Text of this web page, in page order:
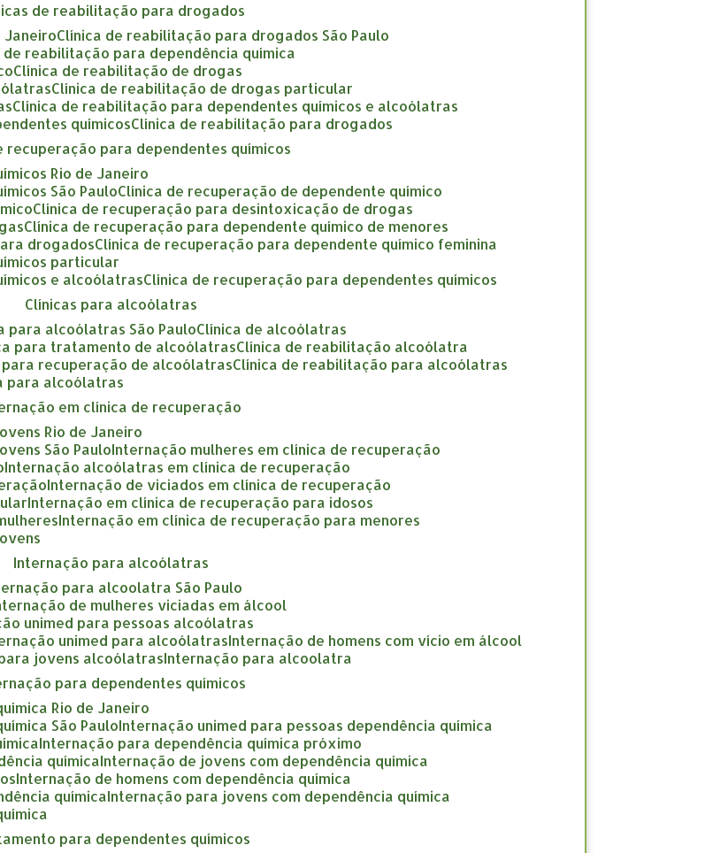
de reabilitação para drogados
Janeiro clínica de reabilitação para drogados São Paulo
de reabilitação para dependência química
clínica de reabilitação de drogas
clínica de reabilitação de drogas particular
clínica de reabilitação para dependentes químicos e alcoólatras
químicos clínica de reabilitação para drogados
recuperação para dependentes químicos
Rio de Janeiro
São Paulo clínica de recuperação de dependente químico
clínica de recuperação para desintoxicação de drogas
clínica de recuperação para dependente químico de menores
drogados clínica de recuperação para dependente químico feminina
particular
e alcoólatras clínica de recuperação para dependentes químicos
clínicas para alcoólatras
para alcoólatras São Paulo clínica de alcoólatras
para tratamento de alcoólatras clínica de reabilitação alcoólatra
para recuperação de alcoólatras clínica de reabilitação para alcoólatras
para alcoólatras
em clínica de recuperação
Rio de Janeiro
São Paulo internação mulheres em clínica de recuperação
internação alcoólatras em clínica de recuperação
internação de viciados em clínica de recuperação
internação em clínica de recuperação para idosos
internação em clínica de recuperação para menores
internação para alcoólatras
para alcoolatra São Paulo
de mulheres viciadas em álcool
unimed para pessoas alcoólatras
unimed para alcoólatras internação de homens com vício em álcool
jovens alcoólatras internação para alcoolatra
para dependentes químicos
Rio de Janeiro
São Paulo internação unimed para pessoas dependência química
internação para dependência química próximo
química internação de jovens com dependência química
internação de homens com dependência química
química internação para jovens com dependência química
para dependentes químicos